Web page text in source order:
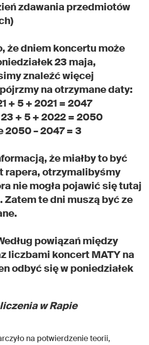
zdawania przedmiotów
że dniem koncertu może
23 maja,
znaleźć więcej
na otrzymane daty:
+ 5 + 2021 = 2047
+ 5 + 2022 = 2050
2050 – 2047 = 3
że miałby to być
rapera, otrzymalibyśmy
nie mogła pojawić się tutaj
Zatem te dni muszą być ze
powiązań między
liczbami koncert MATY na
odbyć się w poniedziałek
w Rapie
na potwierdzenie teorii,